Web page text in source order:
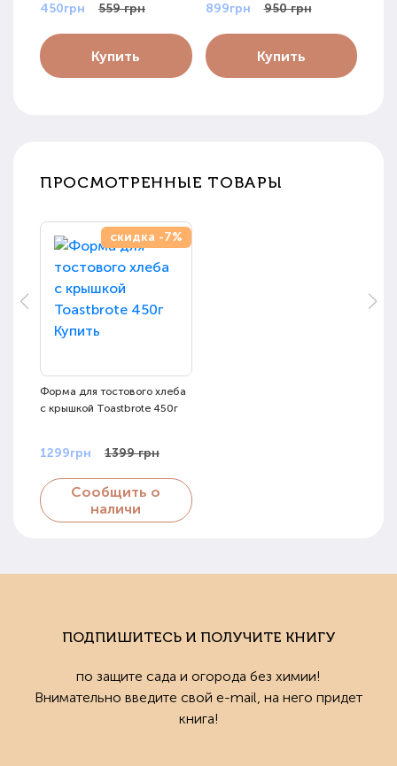
450грн 559 грн
Купить
899грн 950 грн
Купить
ПРОСМОТРЕННЫЕ ТОВАРЫ
скидка -7%
Форма для тостового хлеба
с крышкой Toastbrote 450г
1299грн 1399 грн
Сообщить о
наличи
ПОДПИШИТЕСЬ И ПОЛУЧИТЕ КНИГУ
по защите сада и огорода без химии!
Внимательно введите свой e-mail, на него придет
книга!